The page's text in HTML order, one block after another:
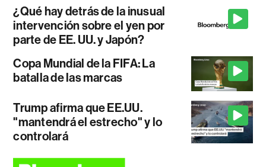
¿Qué hay detrás de la inusual
intervención sobre el yen por
parte de EE. UU. y Japón?
Copa Mundial de la FIFA: La
batalla de las marcas
Trump afirma que EE.UU.
"mantendrá el estrecho" y lo
controlará